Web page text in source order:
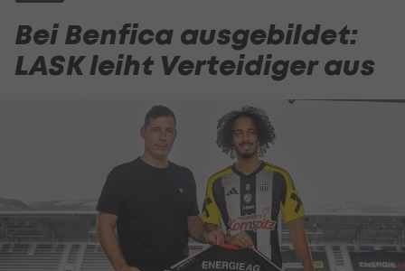
Bei Benfica ausgebildet:
LASK leiht Verteidiger aus